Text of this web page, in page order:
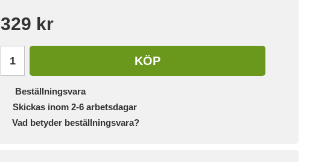
329 kr
KÖP
Beställningsvara
Skickas inom 2-6 arbetsdagar
Vad betyder beställningsvara?